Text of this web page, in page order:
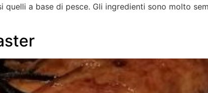
quelli a base di pesce. Gli ingredienti sono molto